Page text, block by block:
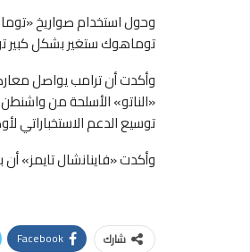
وحول استخدام صواريخ
توماهوك ستغير بشكل كبير
وأكدت أن ترامب يواصل
«الناتو» الأسلحة من
توسيع الدعم الاستخباراتي
وأكدت «فاينانشال تايمز»
شارك Facebook